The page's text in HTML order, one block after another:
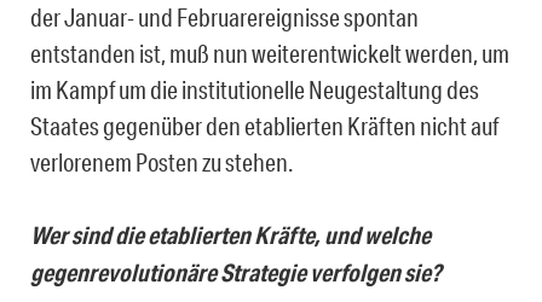
der Januar- und Februarereignisse spontan
entstanden ist, muß nun weiterentwickelt werden, um
im Kampf um die institutionelle Neugestaltung des
Staates gegenüber den etablierten Kräften nicht auf
verlorenem Posten zu stehen.
Wer sind die etablierten Kräfte, und welche
gegenrevolutionäre Strategie verfolgen sie?